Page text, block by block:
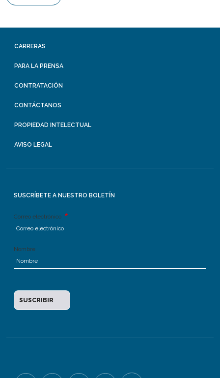
CARRERAS
PARA LA PRENSA
CONTRATACIÓN
CONTÁCTANOS
PROPIEDAD INTELECTUAL
AVISO LEGAL
SUSCRÍBETE A NUESTRO BOLETÍN
Correo electrónico
Nombre